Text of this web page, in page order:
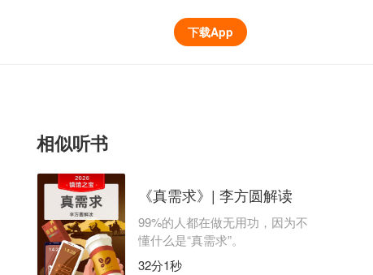
下载App
相似听书
《真需求》| 李方圆解读
99%的人都在做无用功，因为不
懂什么是“真需求”。
32分1秒